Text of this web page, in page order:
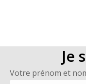
Je
Votre prénom et